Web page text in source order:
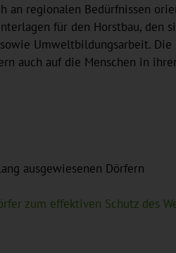
regionalen Bedürfnissen
für den Horstbau,
Umweltbildungsarbeit.
auch auf die Menschen in
ausgewiesenen Dörfern
zum effektiven Schutz des